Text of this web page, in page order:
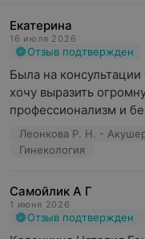
Екатерина
16 июля 2026
Отзыв подтвержден
Была на
хочу выразить
профессионализм и
Гинекология
Самойлик А Г
1 июня 2026
Отзыв подтвержден